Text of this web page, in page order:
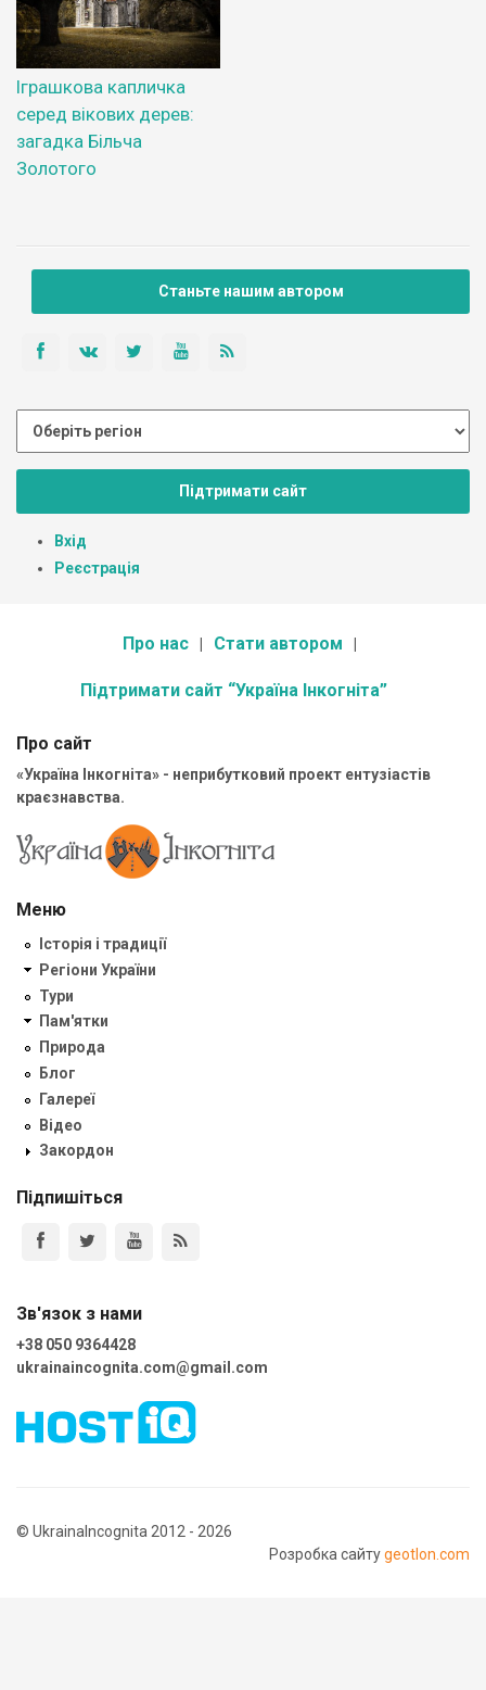
Іграшкова капличка
серед вікових дерев:
загадка Більча
Золотого
Станьте нашим автором
Підтримати сайт
Вхід
Реєстрація
Про нас Стати автором
Підтримати сайт “Україна Інкогніта”
Про сайт
«Україна Інкогніта» - неприбутковий проект ентузіастів
краєзнавства.
Меню
Історія і традиції
Регіони України
Тури
Пам'ятки
Природа
Блог
Галереї
Відео
Закордон
Підпишіться
Зв'язок з нами
+38 050 9364428
ukrainaincognita.com@gmail.com
© UkrainaIncognita 2012 - 2026
Розробка сайтуgeotlon.com